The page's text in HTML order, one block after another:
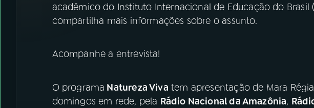
acadêmico do Instituto Internacional de Educação do Brasil
compartilha mais informações sobre o assunto.
Acompanhe a entrevista!
O programa Natureza Viva tem apresentação de Mara
domingos em rede, pela Rádio Nacional da Amazônia,